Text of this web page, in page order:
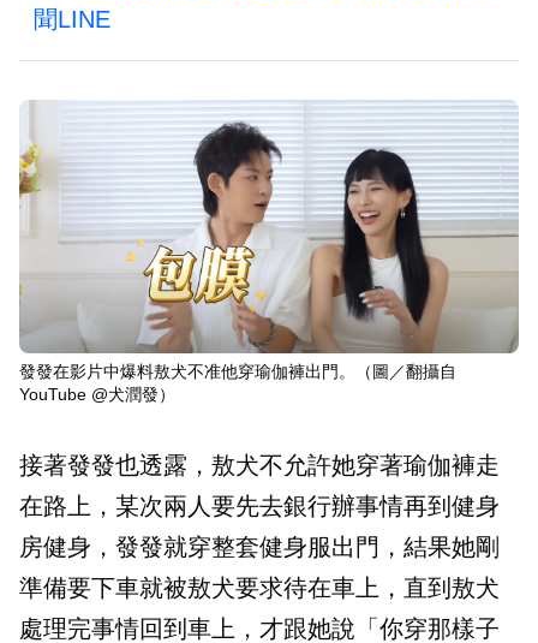
聞LINE
發發在影片中爆料敖犬不准他穿瑜伽褲出門。（圖／翻攝自
YouTube @犬潤發）
接著發發也透露，敖犬不允許她穿著瑜伽褲走
在路上，某次兩人要先去銀行辦事情再到健身
房健身，發發就穿整套健身服出門，結果她剛
準備要下車就被敖犬要求待在車上，直到敖犬
處理完事情回到車上，才跟她說「你穿那樣子